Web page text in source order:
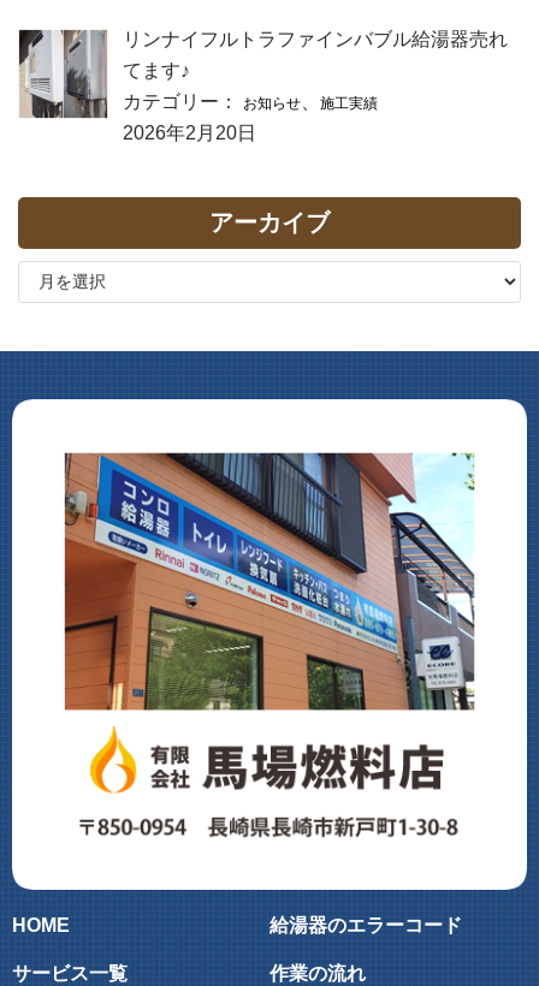
リンナイフルトラファインバブル給湯器売れ
てます♪
カテゴリー：
お知らせ 施工実績
2026年2月20日
アーカイブ
HOME
サービス一覧
給湯器のエラーコード
作業の流れ